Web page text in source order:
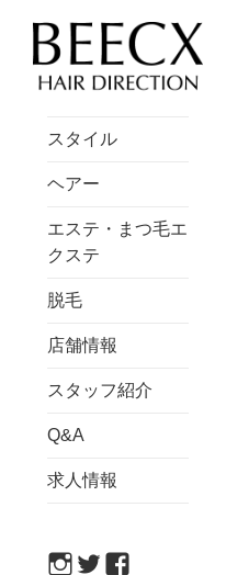
スタイル
ヘアー
エステ・まつ毛エ
クステ
脱毛
店舗情報
スタッフ紹介
Q&A
求人情報
instagram
twitterfacebook